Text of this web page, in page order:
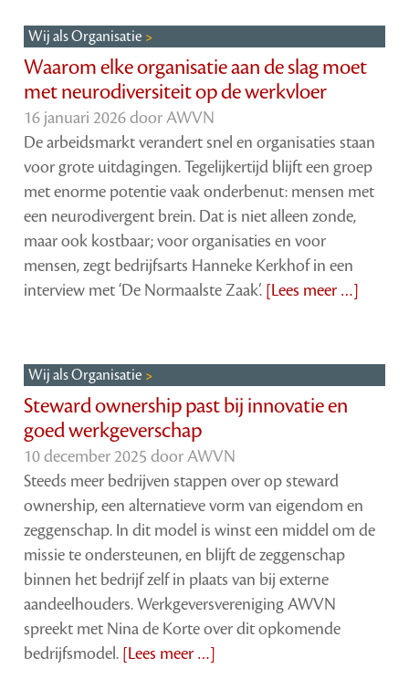
Wij als Organisatie
Waarom elke organisatie aan de slag moet
met neurodiversiteit op de werkvloer
16 januari 2026 doorAWVN
De arbeidsmarkt verandert snel en organisaties staan
voor grote uitdagingen. Tegelijkertijd blijft een groep
met enorme potentie vaak onderbenut: mensen met
een neurodivergent brein. Dat is niet alleen zonde,
maar ook kostbaar; voor organisaties en voor
mensen, zegt bedrijfsarts Hanneke Kerkhof in een
interview met ‘De Normaalste Zaak’. [Lees meer …]
Wij als Organisatie
Steward ownership past bij innovatie en
goed werkgeverschap
10 december 2025 doorAWVN
Steeds meer bedrijven stappen over op steward
ownership, een alternatieve vorm van eigendom en
zeggenschap. In dit model is winst een middel om de
missie te ondersteunen, en blijft de zeggenschap
binnen het bedrijf zelf in plaats van bij externe
aandeelhouders. Werkgeversvereniging AWVN
spreekt met Nina de Korte over dit opkomende
bedrijfsmodel. [Lees meer …]